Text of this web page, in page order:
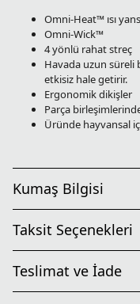
Omni-Heat™ ısı
Omni-Wick™
4 yönlü rahat streç
Havada uzun süreli
etkisiz hale getirir.
Ergonomik dikişler
Parça
Üründe hayvansal
Kumaş Bilgisi
Taksit Seçenekleri
Teslimat ve İade